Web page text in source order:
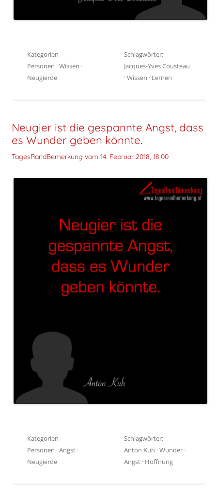
Kategorien
Personen ·Wissen ·
Neugierde
Schlagwörter:
Jacques-Yves Cousteau
·Wissen · Lernen
Neugier ist die gespannte Angst, dass
es Wunder geben könnte.
TagesRandBemerkung vom 14. Februar 2018, 18:00
Kategorien
Personen ·Angst ·
Neugierde
Schlagwörter:
Anton Kuh ·Wunder ·
Angst · Hoffnung